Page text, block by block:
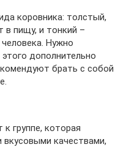
коровника: толстый,
в пищу, и тонкий –
Нужно
дополнительно
брать с собой
группе, которая
вкусовыми качествами,